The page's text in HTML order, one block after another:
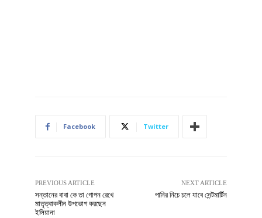
Facebook Twitter
PREVIOUS ARTICLE
সন্তানের বাবা কে তা গোপন রেখে
মাতৃত্বাকলীন উপভোগ করছেন
ইলিয়ানা
NEXT ARTICLE
পানির নিচে চলে যাবে সেন্টমার্টিন